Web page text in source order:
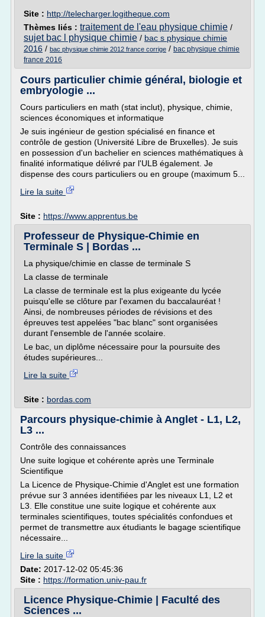
Site : http://telecharger.logitheque.com
Thèmes liés : traitement de l'eau physique chimie /
sujet bac l physique chimie / bac s physique chimie
2016 / bac physique chimie 2012 france corrige / bac physique chimie
france 2016
Cours particulier chimie général, biologie et
embryologie ...
Cours particuliers en math (stat inclut), physique, chimie,
sciences économiques et informatique
Je suis ingénieur de gestion spécialisé en finance et
contrôle de gestion (Université Libre de Bruxelles). Je suis
en possession d'un bachelier en sciences mathématiques à
finalité informatique délivré par l'ULB également. Je
dispense des cours particuliers ou en groupe (maximum 5...
Lire la suite
Site : https://www.apprentus.be
Professeur de Physique-Chimie en
Terminale S | Bordas ...
La physique/chimie en classe de terminale S
La classe de terminale
La classe de terminale est la plus exigeante du lycée
puisqu'elle se clôture par l'examen du baccalauréat !
Ainsi, de nombreuses périodes de révisions et des
épreuves test appelées "bac blanc" sont organisées
durant l'ensemble de l'année scolaire.
Le bac, un diplôme nécessaire pour la poursuite des
études supérieures...
Lire la suite
Site : bordas.com
Parcours physique-chimie à Anglet - L1, L2,
L3 ...
Contrôle des connaissances
Une suite logique et cohérente après une Terminale
Scientifique
La Licence de Physique-Chimie d'Anglet est une formation
prévue sur 3 années identifiées par les niveaux L1, L2 et
L3. Elle constitue une suite logique et cohérente aux
terminales scientifiques, toutes spécialités confondues et
permet de transmettre aux étudiants le bagage scientifique
nécessaire...
Lire la suite
Date: 2017-12-02 05:45:36
Site : https://formation.univ-pau.fr
Licence Physique-Chimie | Faculté des
Sciences ...